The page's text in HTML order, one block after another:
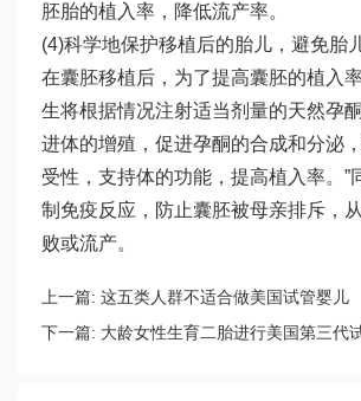
胚胎的植入率，降低流产率。
(4)科学地保护移植后的胎儿，避免胎
在囊胚移植后，为了提高囊胚的植入
生将根据情况注射适当剂量的天然孕
进体的增殖，促进孕酮的合成和分泌
受性，支持体的功能，提高植入率。”
制免疫反应，防止囊胚被母亲排斥，
败或流产。
上一篇: 这五类人群不适合做美国试管婴儿
下一篇: 大龄女性生育二胎进行美国第三代